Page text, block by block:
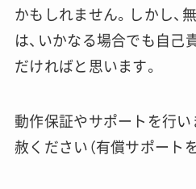
かもしれません。しかし、
は、いかなる場合でも自己
だければと思います。
動作保証やサポートを行い
赦ください（有償サポートを